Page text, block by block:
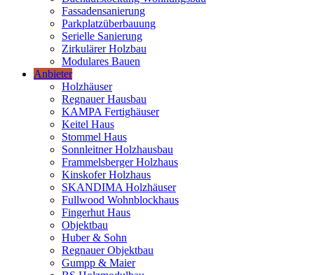
Fassadensanierung
Parkplatzüberbauung
Serielle Sanierung
Zirkulärer Holzbau
Modulares Bauen
Anbieter
Holzhäuser
Regnauer Hausbau
KAMPA Fertighäuser
Keitel Haus
Stommel Haus
Sonnleitner Holzhausbau
Frammelsberger Holzhaus
Kinskofer Holzhaus
SKANDIMA Holzhäuser
Fullwood Wohnblockhaus
Fingerhut Haus
Objektbau
Huber & Sohn
Regnauer Objektbau
Gumpp & Maier